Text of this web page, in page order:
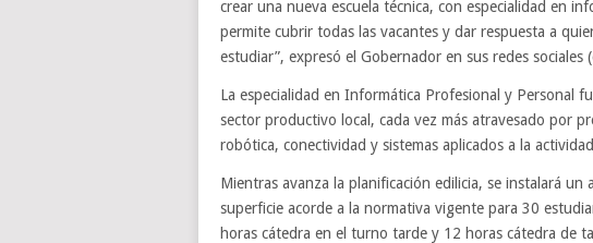
crear una nueva escuela técnica, con especialidad en
permite cubrir todas las vacantes y dar respuesta a
estudiar”, expresó el Gobernador en sus redes sociales
La especialidad en Informática Profesional y Personal
sector productivo local, cada vez más atravesado por
robótica, conectividad y sistemas aplicados a la
Mientras avanza la planificación edilicia, se instalará
superficie acorde a la normativa vigente para 30
horas cátedra en el turno tarde y 12 horas cátedra de